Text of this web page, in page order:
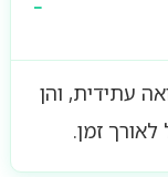
עתידית, והן
זמן.